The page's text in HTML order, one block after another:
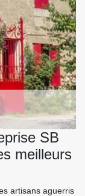
SB
meilleurs
artisans aguerris